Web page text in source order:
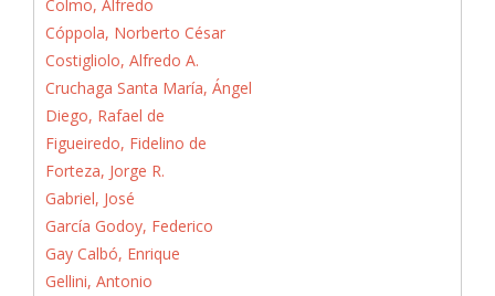
Colmo, Alfredo
Cóppola, Norberto César
Costigliolo, Alfredo A.
Cruchaga Santa María, Ángel
Diego, Rafael de
Figueiredo, Fidelino de
Forteza, Jorge R.
Gabriel, José
García Godoy, Federico
Gay Calbó, Enrique
Gellini, Antonio